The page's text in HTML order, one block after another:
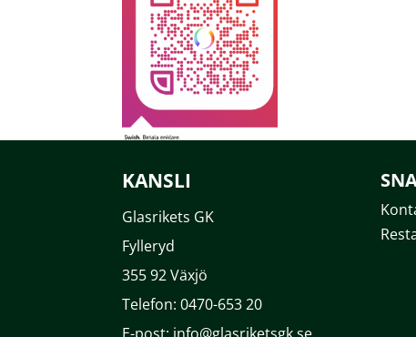
KANSLI
Glasrikets GK
Fylleryd
355 92 Växjö
Telefon: 0470-653 20